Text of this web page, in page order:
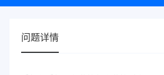
问题详情